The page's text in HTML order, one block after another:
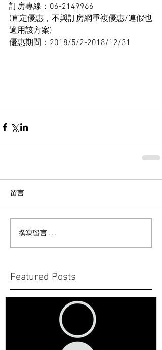
訂房專線：06-2149966
(直定優惠，不與訂房網重複優惠/連假也
適用該方案)
優惠期間：2018/5/2-2018/12/31
留言
撰寫留言......
Featured Posts